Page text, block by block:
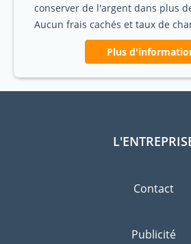
conserver de l'argent dans plus
Aucun frais cachés et taux de
Plus
Contact
Publicité